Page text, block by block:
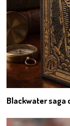
Blackwater saga